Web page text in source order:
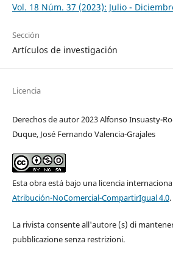
Vol. 18 Núm. 37 (2023): Julio -
Sección
Artículos de investigación
Licencia
Derechos de autor 2023 Alfonso Insuasty-
Duque, José Fernando Valencia-Grajales
Esta obra está bajo una licencia
Atribución-NoComercial-CompartirIgual 4.0.
La rivista consente all'autore (s) di
pubblicazione senza restrizioni.